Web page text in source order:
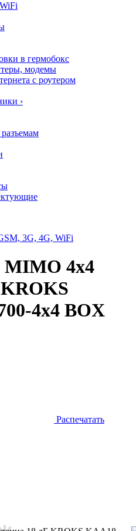
в гермобокс
модемы
с роутером
›
3G, 4G, WiFi
MIMO 4x4
4x4 BOX
Распечатать